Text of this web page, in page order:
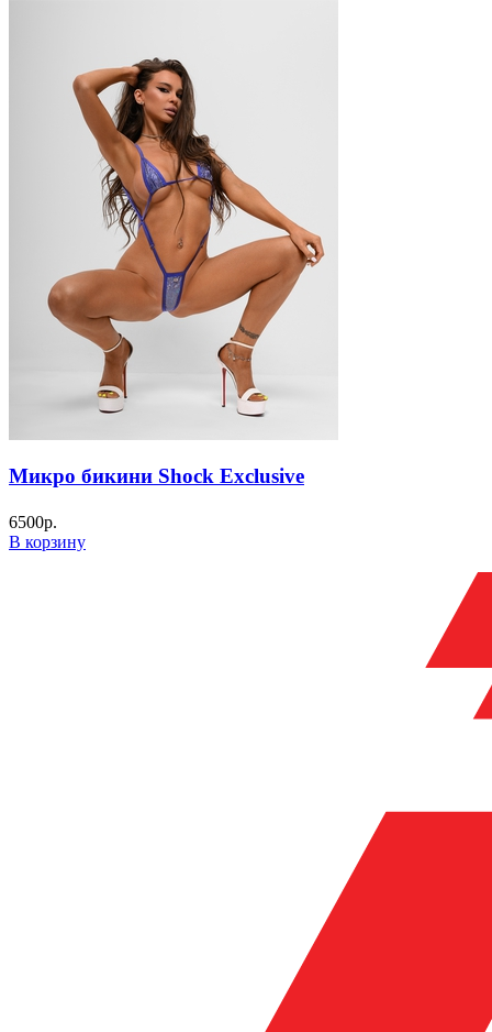
Микро бикини Shock Exclusive
6500р.
В корзину